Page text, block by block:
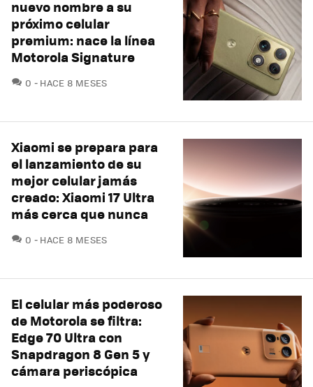
nuevo nombre a su
próximo celular
premium: nace la línea
Motorola Signature
0 COMENTARIOS
HACE 8 MESES
Xiaomi se prepara para
el lanzamiento de su
mejor celular jamás
creado: Xiaomi 17 Ultra
más cerca que nunca
0 COMENTARIOS
HACE 8 MESES
El celular más poderoso
de Motorola se filtra:
Edge 70 Ultra con
Snapdragon 8 Gen 5 y
cámara periscópica